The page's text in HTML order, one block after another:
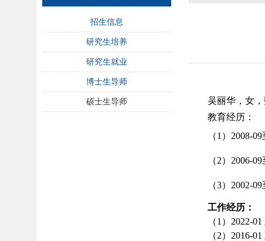
招生信息
研究生培养
研究生就业
博士生导师
硕士生导师
吴丽华，女
教育经历：
（1）2008-
（2）2006-
（3）2002-
工作经历：
（1）2022-
（2）2016-